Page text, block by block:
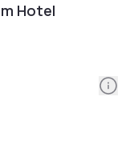
Hotel